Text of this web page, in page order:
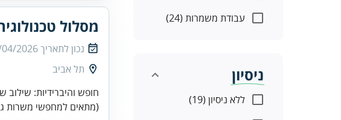
עבודת משמרות (24)
ניסיון
ללא ניסיון (19)
מסלול
נכון לתאריך2026
תל אביב
חופש והיברידיות:
(מתאים למחפשי משרות